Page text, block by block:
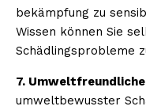
bekämpfung zu
Wissen können Sie
Schädlingsprobleme
7.
umweltbewusster